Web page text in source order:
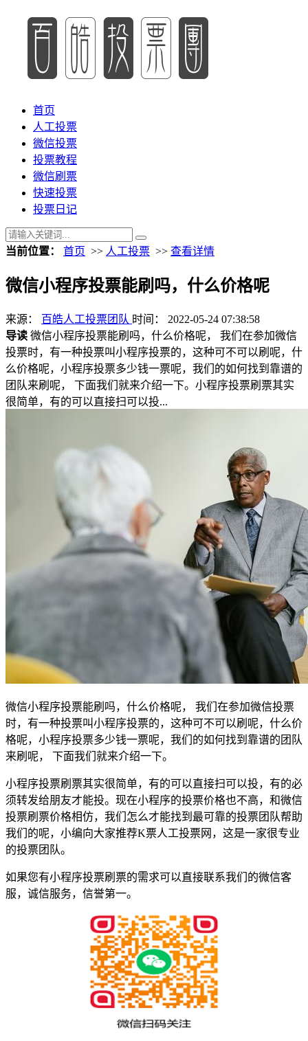
首页
人工投票
微信投票
投票教程
微信刷票
快速投票
投票日记
当前位置： 首页 >> 人工投票 >> 查看详情
微信小程序投票能刷吗，什么价格呢
来源： 百皓人工投票团队 时间： 2022-05-24 07:38:58
导读 微信小程序投票能刷吗，什么价格呢， 我们在参加微信
投票时，有一种投票叫小程序投票的，这种可不可以刷呢，什
么价格呢，小程序投票多少钱一票呢，我们的如何找到靠谱的
团队来刷呢， 下面我们就来介绍一下。小程序投票刷票其实
很简单，有的可以直接扫可以投...
微信小程序投票能刷吗，什么价格呢， 我们在参加微信投票
时，有一种投票叫小程序投票的，这种可不可以刷呢，什么价
格呢，小程序投票多少钱一票呢，我们的如何找到靠谱的团队
来刷呢， 下面我们就来介绍一下。
小程序投票刷票其实很简单，有的可以直接扫可以投，有的必
须转发给朋友才能投。现在小程序的投票价格也不高，和微信
投票刷票价格相仿，我们怎么才能找到最可靠的投票团队帮助
我们的呢，小编向大家推荐K票人工投票网，这是一家很专业
的投票团队。
如果您有小程序投票刷票的需求可以直接联系我们的微信客
服，诚信服务，信誉第一。